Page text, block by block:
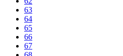
63
64
65
66
67